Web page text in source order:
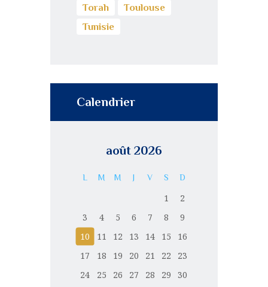
Torah
Toulouse
Tunisie
Calendrier
août 2026
L M M J V S D
1
2
3
4 5 6 7 8
9
10
11 12 13 14 15
16
17
18 19 20 21 22
23
24
25 26 27 28 29
30